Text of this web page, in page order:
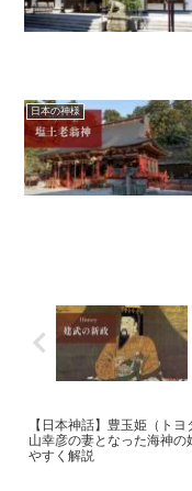
日本の神様
【日本神話】豊玉姫（ト
山幸彦の妻となった海神の
やすく解説